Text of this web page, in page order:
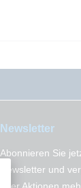
Newsletter
Abonnieren Sie
Newsletter und